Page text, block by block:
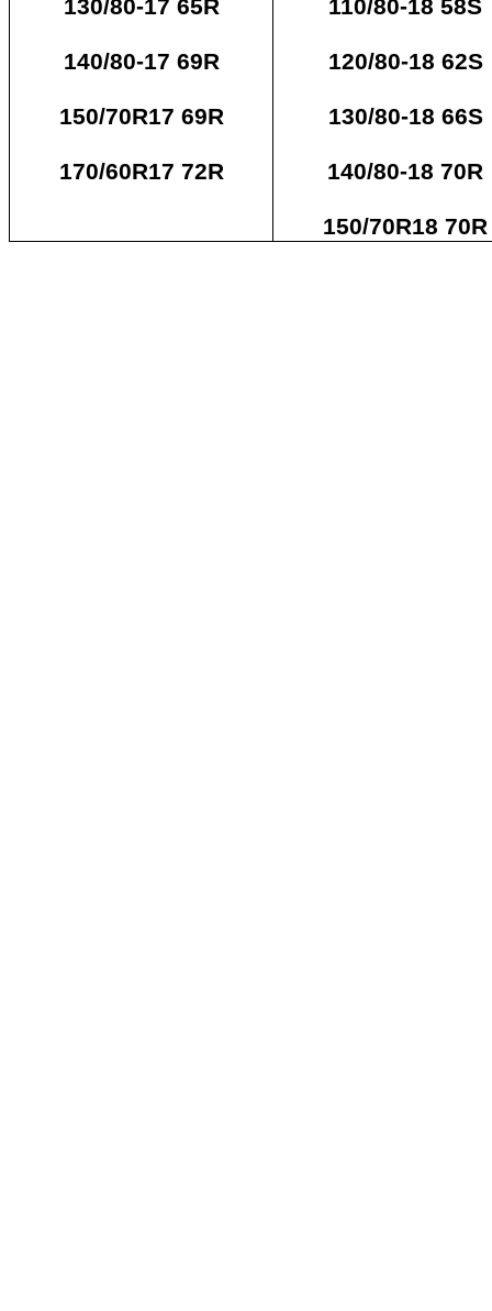
130/80-17 65R
140/80-17 69R
150/70R17 69R
170/60R17 72R
110/80-18 58S
120/80-18 62S
130/80-18 66S
140/80-18 70R
150/70R18 70R